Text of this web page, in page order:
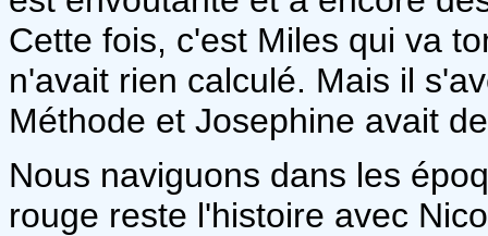
Cette fois, c'est Miles qui va
n'avait rien calculé. Mais il
Méthode et Josephine avait
Nous naviguons dans les
rouge reste l'histoire avec